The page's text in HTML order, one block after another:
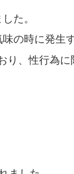
た。
の時に発生
り、性行為